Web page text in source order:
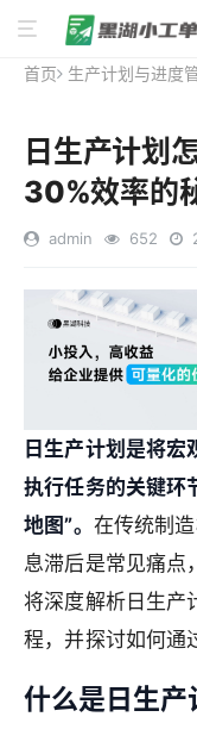
首页 生产计划与进度
日生产计划
30%效率的
admin 652
日生产计划是将
执行任务的关键环
地图”。 在传统制
息滞后是常见痛点
将深度解析日生产
程，并探讨如何通
什么是日生产